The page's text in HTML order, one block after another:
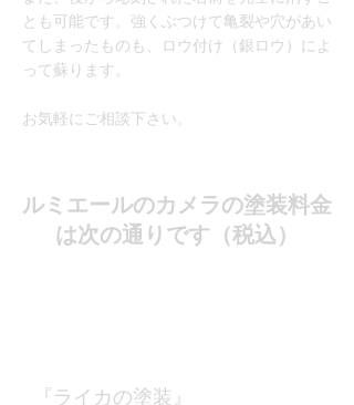
とも可能です。強くぶつけて亀裂や穴があい
てしまったものも、ロウ付け（銀ロウ）によ
って蘇ります。
お気軽にご相談下さい。
ルミエールのカメラの塗装料金
は次の通りです（税込）
『ライカの塗装』